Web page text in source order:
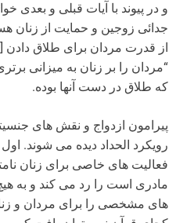
و در پیوند با آیات قبلی و بعدی
از قدرت مردان برای طلاق دادن
“مردان را بر زنان به میزانى
که طلاق در دست آنها بوده.
پیرامون ازدواج و نقش های
رویکرد الحداد دیده می شوند.
فعالیت های خاصی برای زنان
مادری است را رد می کند و به
های مشخصی را برای مردان و